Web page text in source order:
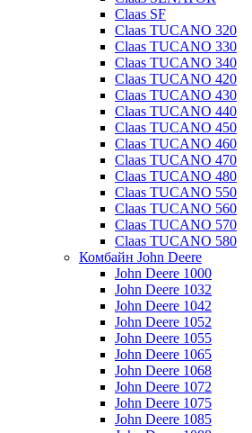
Claas SF
Claas TUCANO 320
Claas TUCANO 330
Claas TUCANO 340
Claas TUCANO 420
Claas TUCANO 430
Claas TUCANO 440
Claas TUCANO 450
Claas TUCANO 460
Claas TUCANO 470
Claas TUCANO 480
Claas TUCANO 550
Claas TUCANO 560
Claas TUCANO 570
Claas TUCANO 580
Комбайн John Deere
John Deere 1000
John Deere 1032
John Deere 1042
John Deere 1052
John Deere 1055
John Deere 1065
John Deere 1068
John Deere 1072
John Deere 1075
John Deere 1085